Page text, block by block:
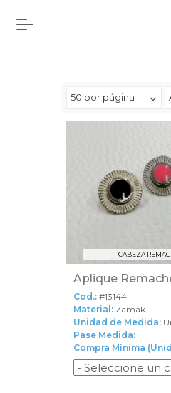
50 por página
CABEZA
Cod.: #13144
Material: Zamak
Unidad de Medida:
Pase Medida:
Compra Mínima
20en el